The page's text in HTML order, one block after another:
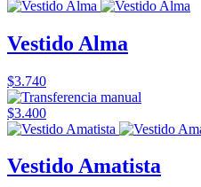
Vestido Alma
$3.740
$3.400
Vestido Amatista